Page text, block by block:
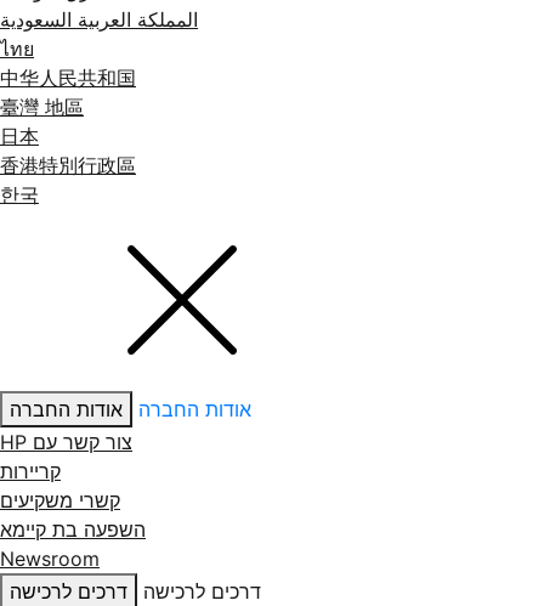
المملكة العربية السعودية
ไทย
中华人民共和国
臺灣 地區
日本
香港特別行政區
한국
אודות החברה
אודות החברה
צור קשר עם ‏HP
קריירות
קשרי משקיעים
השפעה בת קיימא
Newsroom
דרכים לרכישה
דרכים לרכישה